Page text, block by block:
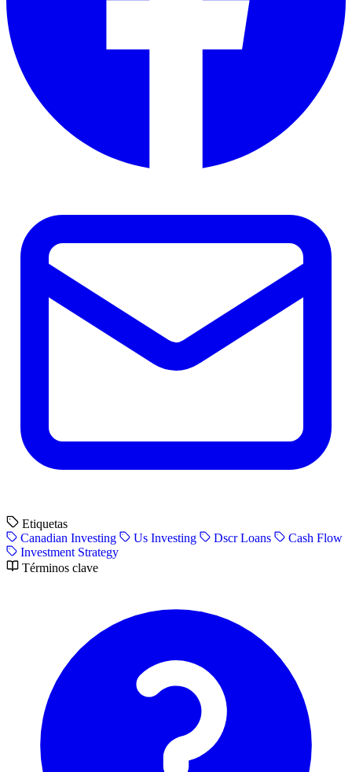
Etiquetas
Canadian Investing
Us Investing Dscr Loans
Cash Flow
Investment Strategy
Términos clave